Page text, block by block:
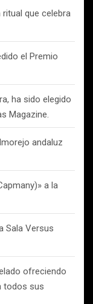
que celebra
el Premio
ha sido elegido
Magazine.
andaluz
a la
Sala Versus
ofreciendo
todos sus